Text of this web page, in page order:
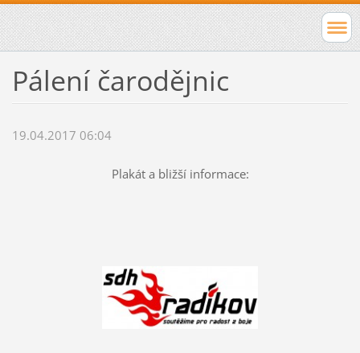
Pálení čarodějnic
19.04.2017 06:04
Plakát a bližší informace: